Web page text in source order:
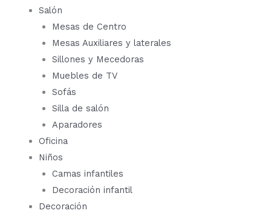
Salón
Mesas de Centro
Mesas Auxiliares y laterales
Sillones y Mecedoras
Muebles de TV
Sofás
Silla de salón
Aparadores
Oficina
Niños
Camas infantiles
Decoración infantil
Decoración